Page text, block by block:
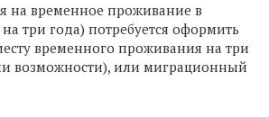
на временное проживание в
три года) потребуется оформить
временного проживания на три
возможности), или миграционный